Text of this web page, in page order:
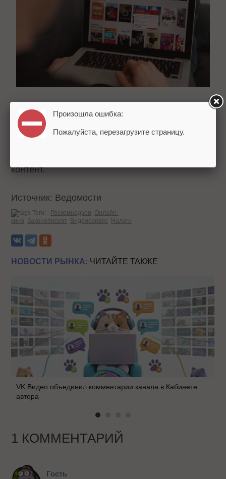
Американский видеосервис Netflix начала
работу в России 6 января 2016 года. Компания
предоставляет платную услугу «видео по
контент.
Источник: Ведомости
Теги: Роскомнадзор Онлайн-
кино Законопроект Видеосервис Налоги
НОВОСТИ РЫНКА: ЧИТАЙТЕ ТАКЖЕ
VK Видео объединил комментарии канала в Кабинете
автора
1 КОММЕНТАРИЙ
Гость
Произошла ошибка:
Пожалуйста, перезагрузите страницу.